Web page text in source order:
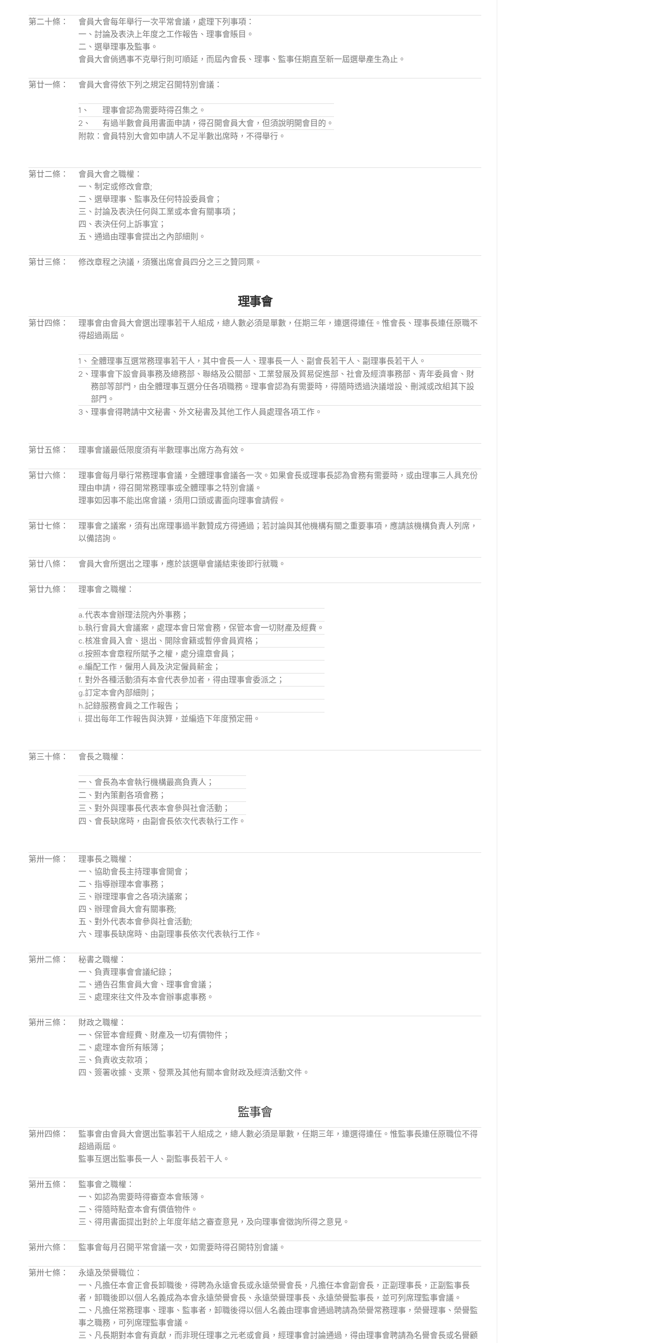
第二十條：
會員大會每年舉行一次平常會議，處理下列事項：
一、討論及表決上年度之工作報告、理事會賬目。
二、選舉理事及監事。
會員大會倘遇事不克舉行則可順延，而屆內會長、理事、監事任期直至新一屆選舉產生為止。
第廿一條： 會員大會得依下列之規定召開特別會議：
1、
理事會認為需要時得召集之。
2、
有過半數會員用書面申請，得召開會員大會，但須說明開會目的。
附款： 會員特別大會如申請人不足半數出席時，不得舉行。
第廿二條：
會員大會之職權：
一、制定或修改會章;
二、選舉理事、監事及任何特設委員會；
三、討論及表決任何與工業或本會有關事項；
四、表決任何上訴事宜；
五、通過由理事會提出之內部細則。
第廿三條： 修改章程之決議，須獲出席會員四分之三之贊同票。
理事會
第廿四條：
理事會由會員大會選出理事若干人組成，總人數必須是單數，任期三年，連選得連任。惟會長、理事長連任原職不
得超過兩屆。
1、 全體理事互選常務理事若干人，其中會長一人、理事長一人、副會長若干人、副理事長若干人。
2、 理事會下設會員事務及總務部、聯絡及公關部、工業發展及貿易促進部、社會及經濟事務部、青年委員會、財
務部等部門，由全體理事互選分任各項職務。理事會認為有需要時，得隨時透過決議增設、刪減或改組其下設
部門。
3、 理事會得聘請中文秘書、外文秘書及其他工作人員處理各項工作。
第廿五條： 理事會議最低限度須有半數理事出席方為有效。
第廿六條：
理事會每月舉行常務理事會議，全體理事會議各一次。如果會長或理事長認為會務有需要時，或由理事三人具充份
理由申請，得召開常務理事或全體理事之特別會議。
理事如因事不能出席會議，須用口頭或書面向理事會請假。
第廿七條：
理事會之議案，須有出席理事過半數贊成方得通過；若討論與其他機構有關之重要事項，應請該機構負責人列席，
以備諮詢。
第廿八條： 會員大會所選出之理事，應於該選舉會議結束後即行就職。
第廿九條： 理事會之職權：
a.代表本會辦理法院內外事務；
b.執行會員大會議案，處理本會日常會務，保管本會一切財產及經費。
c.核准會員入會、退出、開除會籍或暫停會員資格；
d.按照本會章程所賦予之權，處分違章會員；
e.編配工作，僱用人員及決定僱員薪金；
f. 對外各種活動須有本會代表參加者，得由理事會委派之；
g.訂定本會內部細則；
h.記錄服務會員之工作報告；
i. 提出每年工作報告與決算，並編造下年度預定冊。
第三十條： 會長之職權：
一、 會長為本會執行機構最高負責人；
二、 對內策劃各項會務；
三、 對外與理事長代表本會參與社會活動；
四、 會長缺席時，由副會長依次代表執行工作。
第卅一條：
理事長之職權：
一、協助會長主持理事會開會；
二、指導辦理本會事務；
三、辦理理事會之各項決議案；
四、辦理會員大會有關事務;
五、對外代表本會參與社會活動;
六、理事長缺席時、由副理事長依次代表執行工作。
第卅二條：
秘書之職權：
一、負責理事會會議紀錄；
二、通告召集會員大會、理事會會議；
三、處理來往文件及本會辦事處事務。
第卅三條：
財政之職權：
一、保管本會經費、財產及一切有價物件；
二、處理本會所有賬簿；
三、負責收支款項；
四、簽署收據、支票、發票及其他有關本會財政及經濟活動文件。
監事會
第卅四條：
監事會由會員大會選出監事若干人組成之，總人數必須是單數，任期三年，連選得連任。惟監事長連任原職位不得
超過兩屆。
監事互選出監事長一人、副監事長若干人。
第卅五條：
監事會之職權：
一、如認為需要時得審查本會賬簿。
二、得隨時點查本會有價值物件。
三、得用書面提出對於上年度年結之審查意見，及向理事會徵詢所得之意見。
第卅六條： 監事會每月召開平常會議一次，如需要時得召開特別會議。
第卅七條：
永遠及榮譽職位：
一、凡擔任本會正會長卸職後，得聘為永遠會長或永遠榮譽會長，凡擔任本會副會長，正副理事長，正副監事長
者，卸職後即以個人名義成為本會永遠榮譽會長、永遠榮譽理事長、永遠榮譽監事長，並可列席理監事會議。
二、凡擔任常務理事、理事、監事者，卸職後得以個人名義由理事會通過聘請為榮譽常務理事，榮譽理事、榮譽監
事之職務，可列席理監事會議。
三、凡長期對本會有貢獻，而非現任理事之元老或會員，經理事會討論通過，得由理事會聘請為名譽會長或名譽顧